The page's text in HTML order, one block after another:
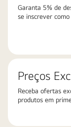
Garanta 5% de
se inscrever
Preços
Receba ofertas
produtos em